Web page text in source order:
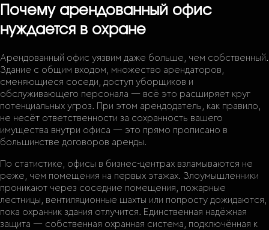
Почему арендованный офис
нуждается в охране
Арендованный офис уязвим даже больше, чем собственный.
Здание с общим входом, множество арендаторов,
сменяющиеся соседи, доступ уборщиков и
обслуживающего персонала — всё это расширяет круг
потенциальных угроз. При этом арендодатель, как правило,
не несёт ответственности за сохранность вашего
имущества внутри офиса — это прямо прописано в
большинстве договоров аренды.
По статистике, офисы в бизнес-центрах взламываются не
реже, чем помещения на первых этажах. Злоумышленники
проникают через соседние помещения, пожарные
лестницы, вентиляционные шахты или попросту дожидаются,
пока охранник здания отлучится. Единственная надёжная
защита — собственная охранная система, подключённая к